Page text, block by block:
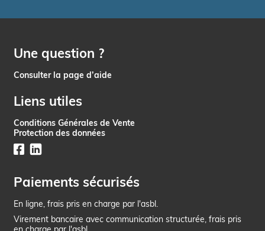
Une question ?
Consulter la page d’aide
Liens utiles
Conditions Générales de Vente
Protection des données
Paiements sécurisés
En ligne, frais pris en charge par l'asbl.
Virement bancaire avec communication structurée, frais pris